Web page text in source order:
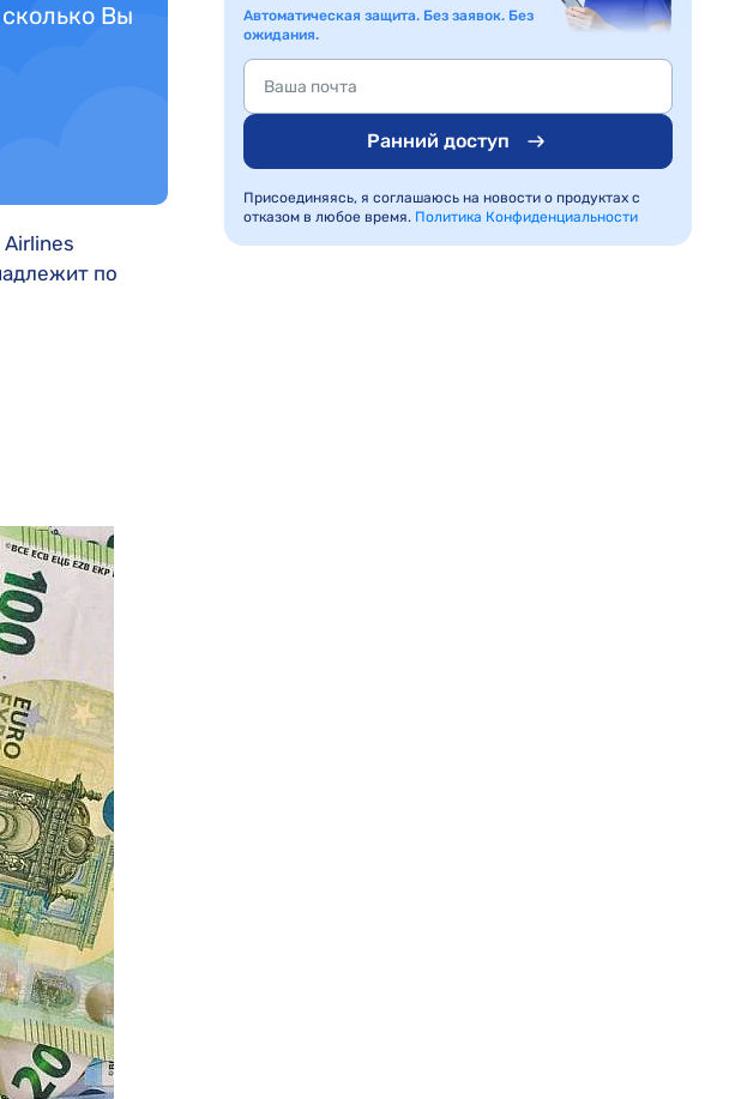
Вы
Airlines
по
Автоматическая защита. Без заявок. Без
ожидания.
Ранний доступ
Присоединяясь, я соглашаюсь на новости о продуктах с
отказом в любое время. Политика Конфиденциальности